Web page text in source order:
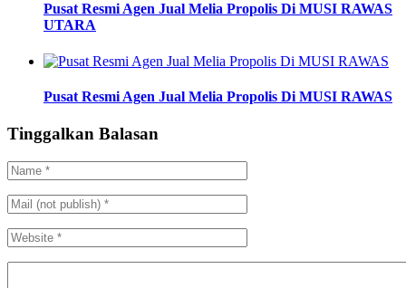
Pusat Resmi Agen Jual Melia Propolis Di MUSI RAWAS
UTARA
Pusat Resmi Agen Jual Melia Propolis Di MUSI RAWAS
Tinggalkan Balasan